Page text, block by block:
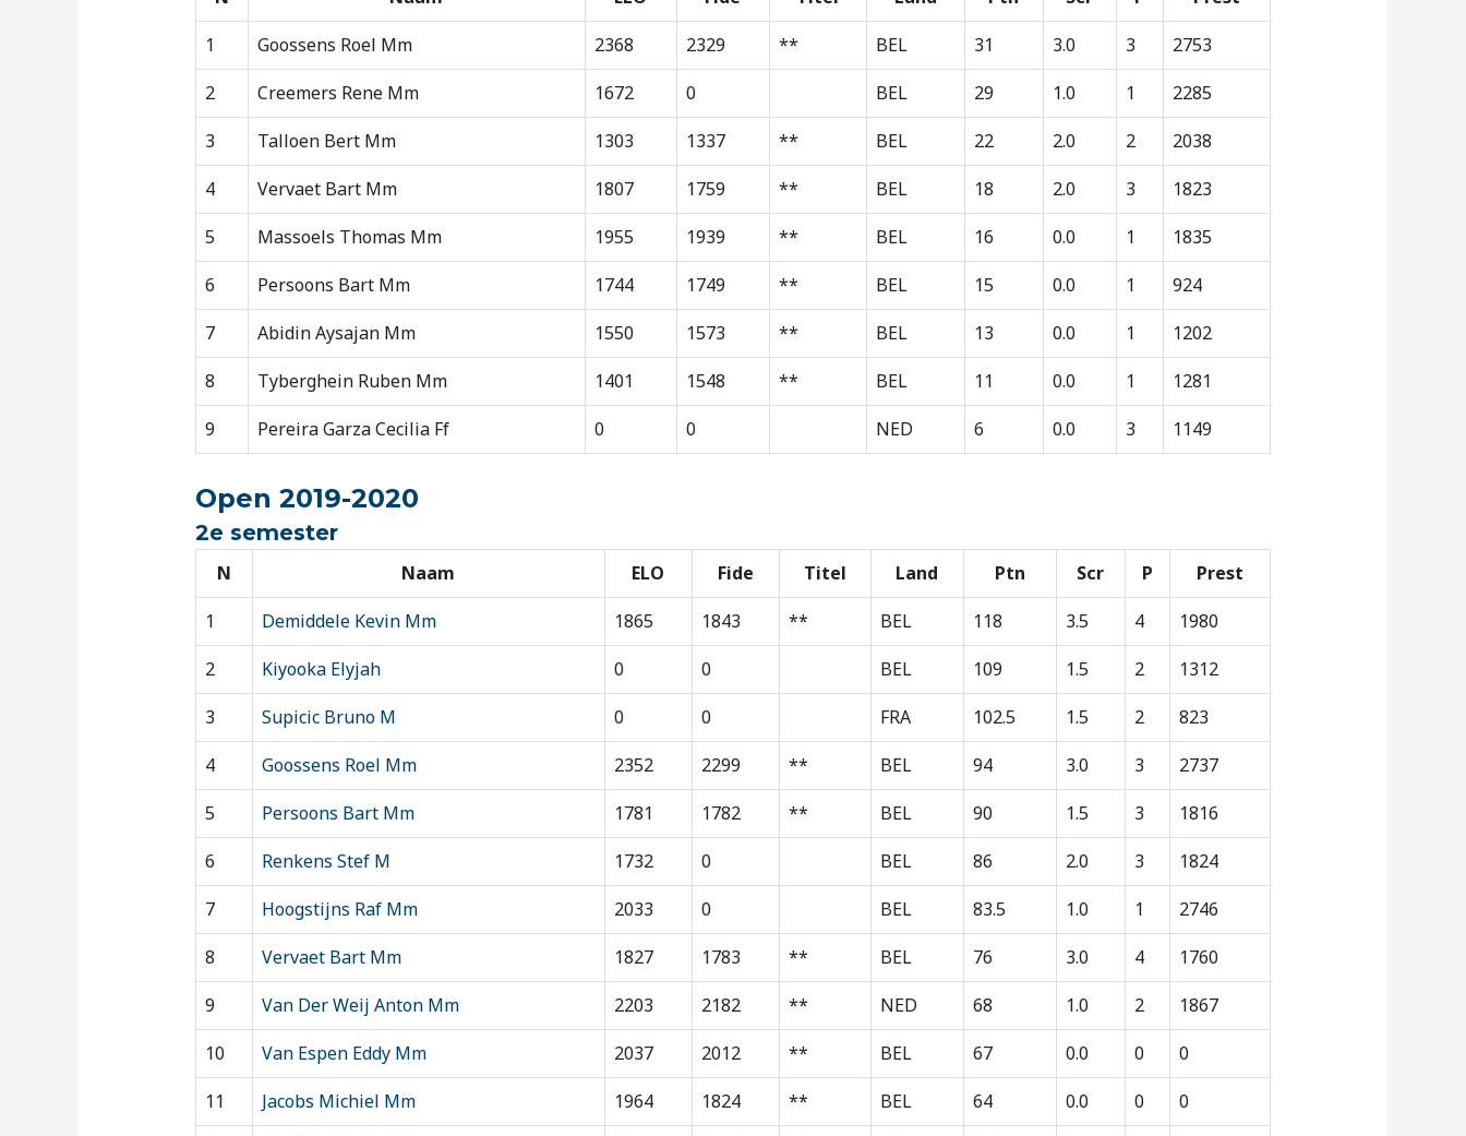
1
Goossens Roel Mm 2368 2329 ** BEL 31 3.0 3
2753
2
Creemers Rene Mm 1672 0 BEL 29 1.0 1
2285
3
Talloen Bert Mm 1303 1337 ** BEL 22 2.0 2
2038
4
Vervaet Bart Mm 1807 1759 ** BEL 18 2.0 3
1823
5
Massoels Thomas Mm 1955 1939 ** BEL 16 0.0 1
1835
6
Persoons Bart Mm 1744 1749 ** BEL 15 0.0 1
924
7
Abidin Aysajan Mm 1550 1573 ** BEL 13 0.0 1
1202
8
Tyberghein Ruben Mm 1401 1548 ** BEL 11 0.0 1
1281
9
Pereira Garza Cecilia Ff 0 0 NED 6 0.0 3 1149
Open 2019-2020
2e semester
N Naam ELO Fide Titel Land Ptn Scr P
Prest
1
Demiddele Kevin Mm 1865 1843 ** BEL 118 3.5 4
1980
2
Kiyooka Elyjah 0 0 BEL 109 1.5 2
1312
3
Supicic Bruno M 0 0 FRA 102.5 1.5 2
823
4
Goossens Roel Mm 2352 2299 ** BEL 94 3.0 3
2737
5
Persoons Bart Mm 1781 1782 ** BEL 90 1.5 3
1816
6
Renkens Stef M 1732 0 BEL 86 2.0 3
1824
7
Hoogstijns Raf Mm 2033 0 BEL 83.5 1.0 1
2746
8
Vervaet Bart Mm 1827 1783 ** BEL 76 3.0 4
1760
9
Van Der Weij Anton Mm 2203 2182 ** NED 68 1.0 2
1867
10
Van Espen Eddy Mm 2037 2012 ** BEL 67 0.0 0
0
11
Jacobs Michiel Mm 1964 1824 ** BEL 64 0.0 0
0